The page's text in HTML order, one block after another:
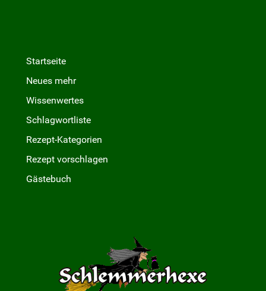
Startseite
Neues mehr
Wissenwertes
Schlagwortliste
Rezept-Kategorien
Rezept vorschlagen
Gästebuch